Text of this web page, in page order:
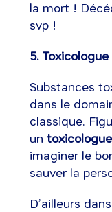
la mort !
svp !
5. Toxicologue
Substances
dans le
classique.
un toxicologue
imaginer le
sauver la
D’ailleurs